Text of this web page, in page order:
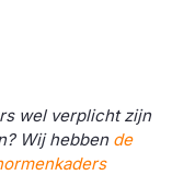
wel verplicht zijn
Wij hebben de